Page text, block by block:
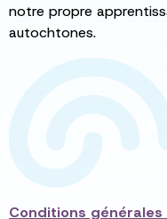
notre propre
autochtones.
Conditions